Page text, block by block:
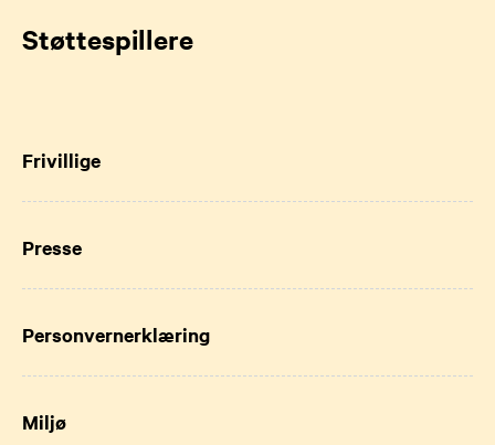
Støttespillere
Frivillige
Presse
Personvernerklæring
Miljø